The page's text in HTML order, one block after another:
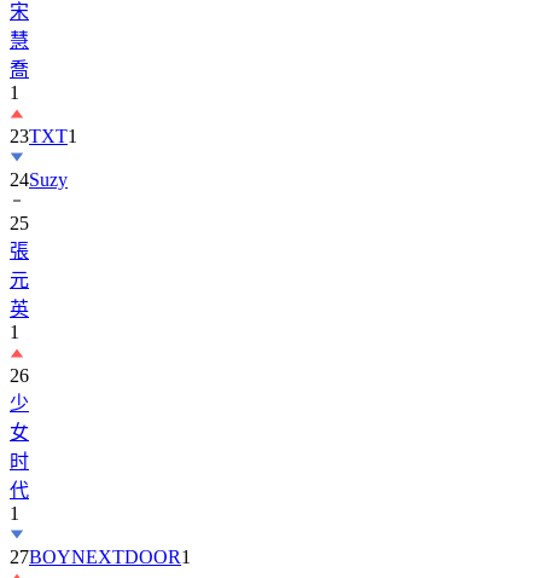
宋
慧
喬
1
23TXT1
24Suzy
25
張
元
英
1
26
少
女
时
代
1
27BOYNEXTDOOR1